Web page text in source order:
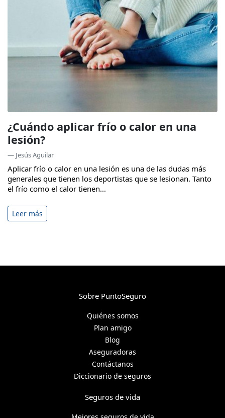
¿Cuándo aplicar frío o calor en una
lesión?
— Jesús Aguilar
Aplicar frío o calor en una lesión es una de las dudas más
generales que tienen los deportistas que se lesionan. Tanto
el frío como el calor tienen...
Leer más
Sobre PuntoSeguro
Quiénes somos
Plan amigo
Blog
Aseguradoras
Contáctanos
Diccionario de seguros
Seguros de vida